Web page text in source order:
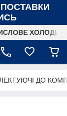
ПОСТАВКИ
ДО